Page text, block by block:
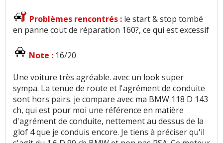
Problèmes rencontrés : le start & stop tombé
en panne cout de réparation 160?, ce qui est excessif
Note : 16/20
Une voiture très agréable. avec un look super
sympa. La tenue de route et l'agrément de conduite
sont hors pairs. je compare avec ma BMW 118 D 143
ch, qui est pour moi une référence en matière
d'agrément de conduite, nettement au dessus de la
glof 4 que je conduis encore. Je tiens à préciser qu'il